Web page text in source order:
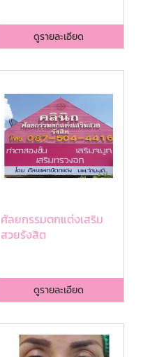
ดูรายละเอียด
ศัลยกรรมตกแต่งเสริม
สวยรังสิต
ดูรายละเอียด